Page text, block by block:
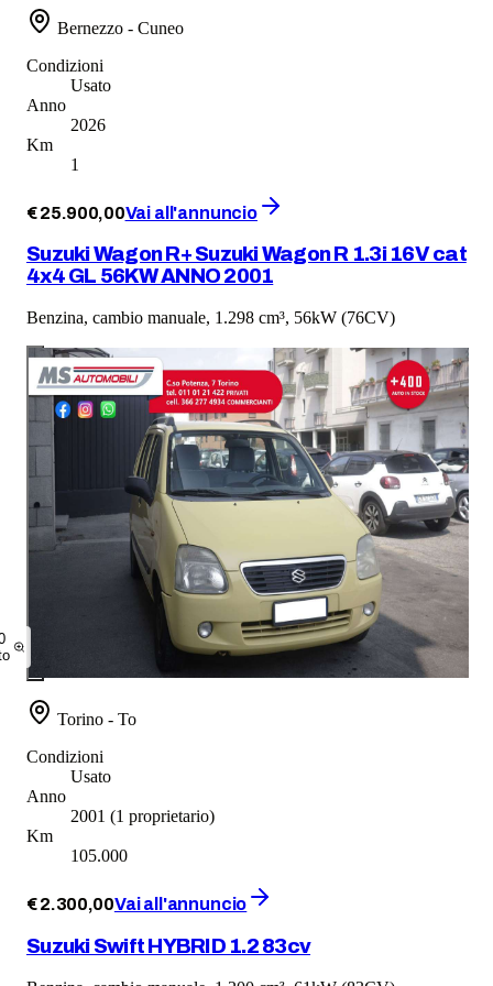
Bernezzo - Cuneo
Condizioni
Usato
Anno
2026
Km
1
€25.900,00Vai all'annuncio
Suzuki Wagon R+ Suzuki Wagon R 1.3i 16V cat
4x4 GL 56KW ANNO 2001
Benzina, cambio manuale, 1.298 cm³, 56kW (76CV)
Torino - To
Condizioni
Usato
Anno
2001 (1 proprietario)
Km
105.000
€2.300,00Vai all'annuncio
Suzuki Swift HYBRID 1.2 83cv